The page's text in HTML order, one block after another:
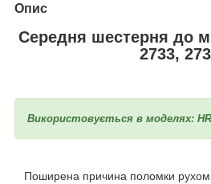
Опис
Середня шестерня до
2733,
Використовується в моделях:
Поширена причина поломки